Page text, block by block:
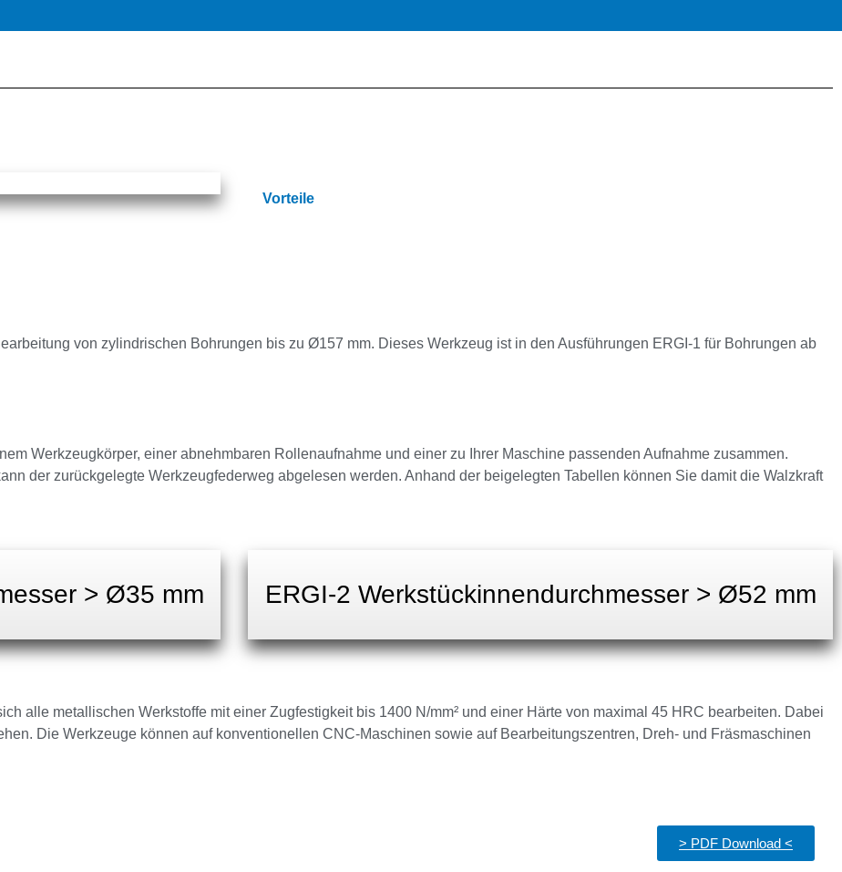
Vorteile
von zylindrischen Bohrungen bis zu Ø157 mm. Dieses Werkzeug ist in den Ausführungen ERGI-1 für Bohrungen ab
Werkzeugkörper, einer abnehmbaren Rollenaufnahme und einer zu Ihrer Maschine passenden Aufnahme zusammen.
der zurückgelegte Werkzeugfederweg abgelesen werden. Anhand der beigelegten Tabellen können Sie damit die Walzkraft
> Ø35 mm ERGI-2 Werkstückinnendurchmesser > Ø52 mm
alle metallischen Werkstoffe mit einer Zugfestigkeit bis 1400 N/mm² und einer Härte von maximal 45 HRC bearbeiten. Dabei
Die Werkzeuge können auf konventionellen CNC-Maschinen sowie auf Bearbeitungszentren, Dreh- und Fräsmaschinen
> PDF Download <